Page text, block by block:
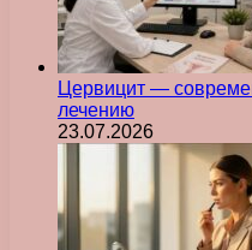
Цервицит —
лечению
23.07.2026